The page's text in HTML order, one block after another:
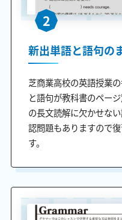
2
新出単語と語句の
芝商業高校の英語授業
と語句が教科書のペー
の長文読解に欠かせな
認問題もありますので
す。